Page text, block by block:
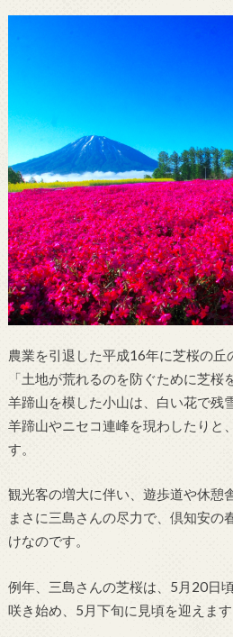
農業を引退した平成16年に芝桜の丘
「土地が荒れるのを防ぐために芝桜
羊蹄山を模した小山は、白い花で残
羊蹄山やニセコ連峰を現わしたりと
す。
観光客の増大に伴い、遊歩道や休憩
まさに三島さんの尽力で、倶知安の
けなのです。
例年、三島さんの芝桜は、5月20日
咲き始め、5月下旬に見頃を迎えます